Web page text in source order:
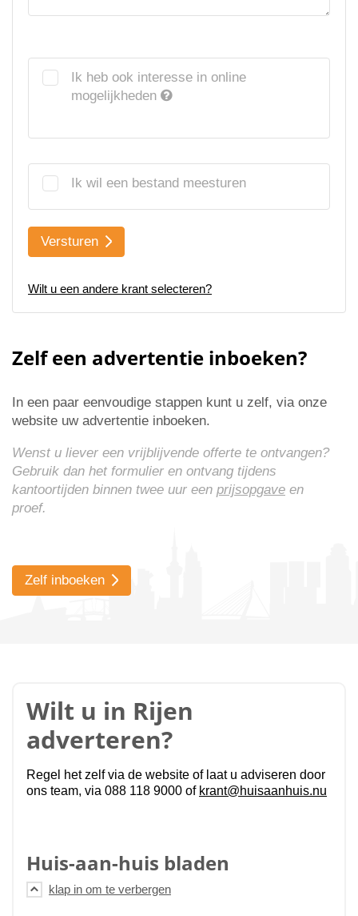
Ik heb ook interesse in online
mogelijkheden
Ik wil een bestand meesturen
Versturen
Wilt u een andere krant selecteren?
Zelf een advertentie inboeken?
In een paar eenvoudige stappen kunt u zelf, via onze
website uw advertentie inboeken.
Wenst u liever een vrijblijvende offerte te ontvangen?
Gebruik dan het formulier en ontvang tijdens
kantoortijden binnen twee uur een prijsopgave en
proef.
Zelf inboeken
Wilt u in Rijen
adverteren?
Regel het zelf via de website of laat u adviseren door
ons team, via 088 118 9000 of krant@huisaanhuis.nu
Huis-aan-huis bladen